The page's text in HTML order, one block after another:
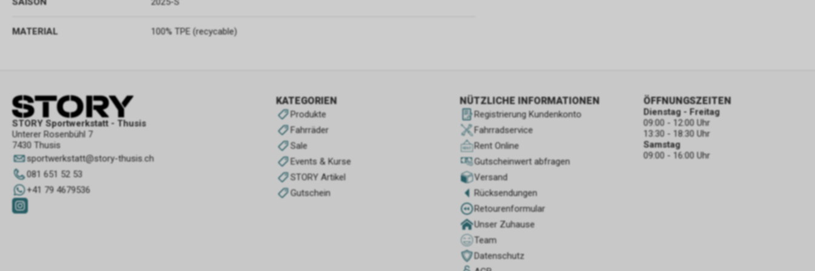
MATERIAL 100% TPE (recycable)
STORY Sportwerkstatt - Thusis
Unterer Rosenbühl 7
7430 Thusis
sportwerkstatt@story-thusis.ch
081 651 52 53
+41 79 4679536
KATEGORIEN
Produkte
Fahrräder
Sale
Events & Kurse
STORY Artikel
Gutschein
NÜTZLICHE INFORMATIONEN
Registrierung Kundenkonto
Fahrradservice
Rent Online
Gutscheinwert abfragen
Versand
Rücksendungen
Retourenformular
Unser Zuhause
Team
Datenschutz
ÖFFNUNGSZEITEN
Dienstag - Freitag
09:00 - 12:00 Uhr
13:30 - 18:30 Uhr
Samstag
09:00 - 16:00 Uhr